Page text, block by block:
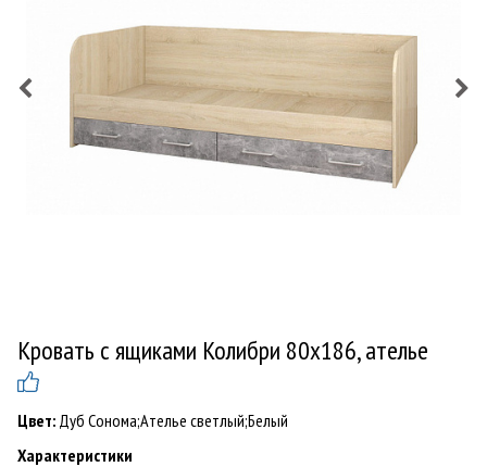
Кровать с ящиками Колибри 80х186, ателье
Цвет: Дуб Сонома;Ателье светлый;Белый
Характеристики